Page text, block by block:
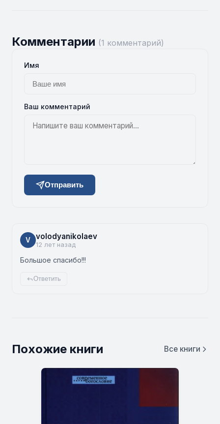
Комментарии (1 комментарий)
Имя
Ваш комментарий
Отправить
V volodyanikolaev
12 лет назад
Большое спасибо!!!
Ответить
Похожие книги Все книги